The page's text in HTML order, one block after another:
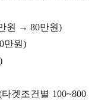
원 → 80만원)
만원)
겟조건별 100~800